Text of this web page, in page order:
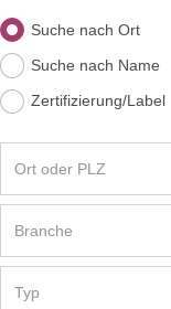
Suche nach Ort
Suche nach Name
Zertifizierung/Label